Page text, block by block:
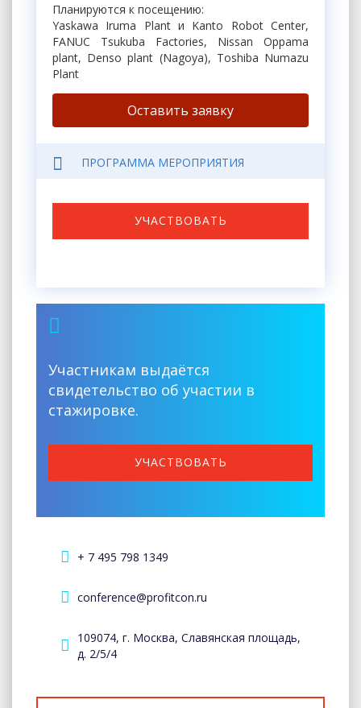
Планируются к посещению:
Yaskawa Iruma Plant и Kanto Robot Center,
FANUC Tsukuba Factories, Nissan Oppama
plant, Denso plant (Nagoya), Toshiba Numazu
Plant
Оставить заявку
ПРОГРАММА МЕРОПРИЯТИЯ
УЧАСТВОВАТЬ
Участникам выдаётся
свидетельство об участии в
стажировке.
УЧАСТВОВАТЬ
+ 7 495 798 1349
conference@profitcon.ru
109074, г. Москва, Славянская площадь,
д. 2/5/4